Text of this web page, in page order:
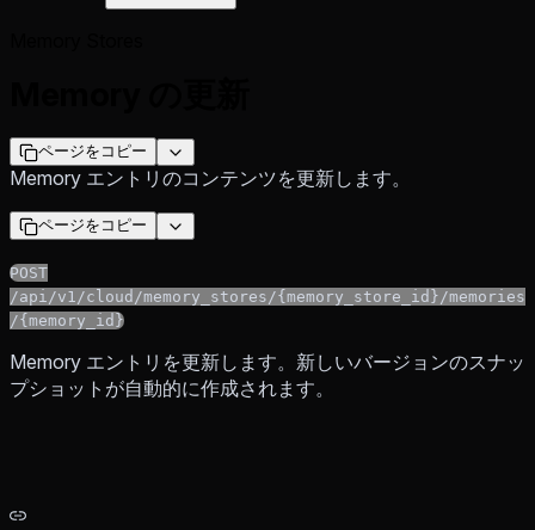
ページをコピー
Memory エントリのコンテンツを更新します。
ページをコピー
POST
/api/v1/cloud/memory_stores/{memory_store_id}/memories
/{memory_id}
Memory エントリを更新します。新しいバージョンのスナッ
プショットが自動的に作成されます。